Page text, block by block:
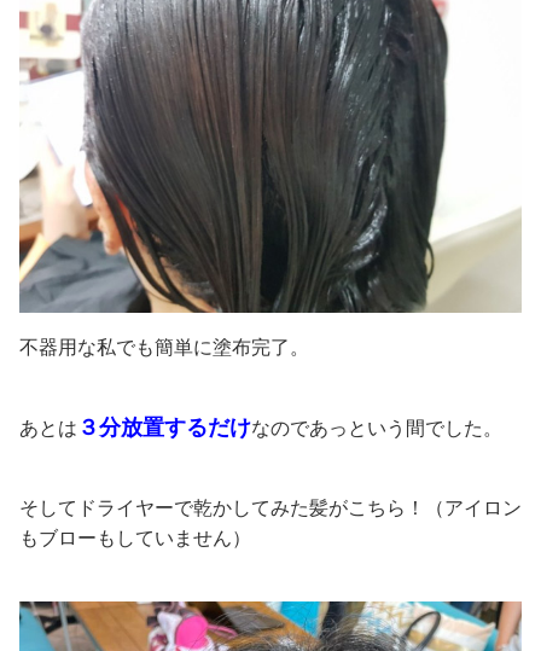
不器用な私でも簡単に塗布完了。
あとは ３分放置するだけなのであっという間でした。
そしてドライヤーで乾かしてみた髪がこちら！（アイロン
もブローもしていません）